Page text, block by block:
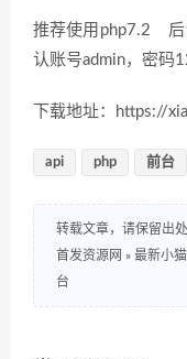
推荐使用php7.2 后
认账号admin，密码
下载地址：https://
api php 前台
转载文章，请保留出
首发资源网 » 最新小
台